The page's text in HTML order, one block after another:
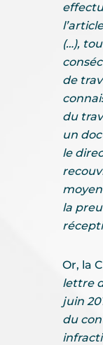
(…),
de
du
un
le
la
Or, la
lettre
juin
du